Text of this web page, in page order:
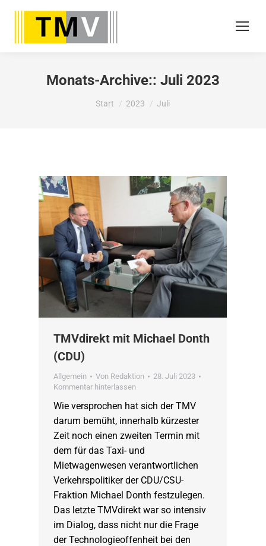
Monats-Archive:: Juli 2023
Sie befinden sich hier:
Start 2023 Juli
TMVdirekt mit Michael Donth
(CDU)
Allgemein Von Redaktion
28. Juli 2023
Kommentar hinterlassen
Wie versprochen hat sich der TMV
darum bemüht, innerhalb kürzester
Zeit noch einen zweiten Termin mit
dem für das Taxi- und
Mietwagenwesen verantwortlichen
Verkehrspolitiker der CDU/CSU-
Fraktion Michael Donth festzulegen.
Das letzte TMVdirekt war so intensiv
im Dialog, dass nicht nur die Frage
der Technologieoffenheit bei den